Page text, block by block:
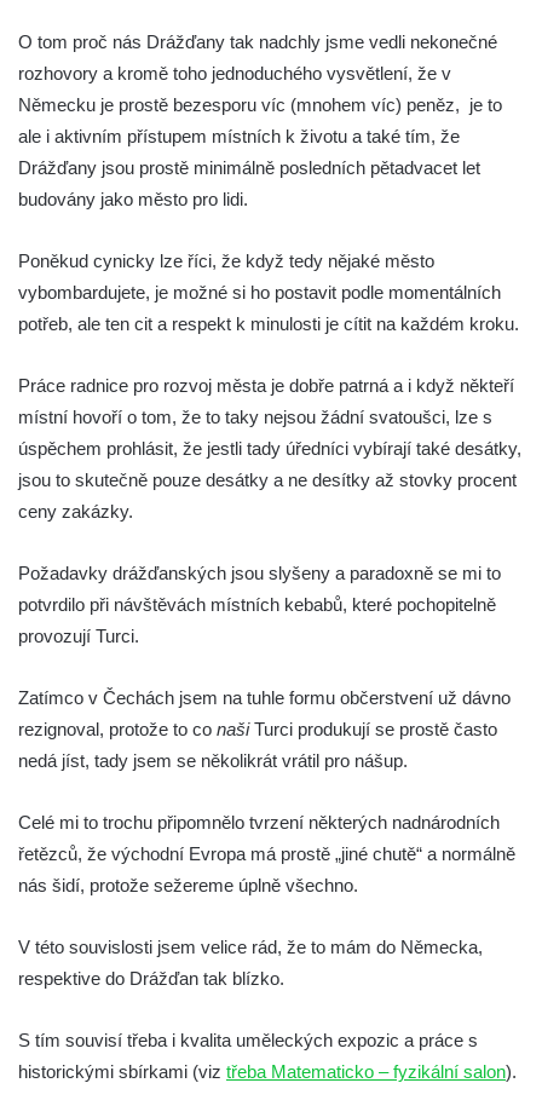
O tom proč nás Drážďany tak nadchly jsme vedli nekonečné
rozhovory a kromě toho jednoduchého vysvětlení, že v
Německu je prostě bezesporu víc (mnohem víc) peněz, je to
ale i aktivním přístupem místních k životu a také tím, že
Drážďany jsou prostě minimálně posledních pětadvacet let
budovány jako město pro lidi.
Poněkud cynicky lze říci, že když tedy nějaké město
vybombardujete, je možné si ho postavit podle momentálních
potřeb, ale ten cit a respekt k minulosti je cítit na každém kroku.
Práce radnice pro rozvoj města je dobře patrná a i když někteří
místní hovoří o tom, že to taky nejsou žádní svatoušci, lze s
úspěchem prohlásit, že jestli tady úředníci vybírají také desátky,
jsou to skutečně pouze desátky a ne desítky až stovky procent
ceny zakázky.
Požadavky drážďanských jsou slyšeny a paradoxně se mi to
potvrdilo při návštěvách místních kebabů, které pochopitelně
provozují Turci.
Zatímco v Čechách jsem na tuhle formu občerstvení už dávno
rezignoval, protože to co našiTurci produkují se prostě často
nedá jíst, tady jsem se několikrát vrátil pro nášup.
Celé mi to trochu připomnělo tvrzení některých nadnárodních
řetězců, že východní Evropa má prostě „jiné chutě“ a normálně
nás šidí, protože sežereme úplně všechno.
V této souvislosti jsem velice rád, že to mám do Německa,
respektive do Drážďan tak blízko.
S tím souvisí třeba i kvalita uměleckých expozic a práce s
historickými sbírkami (viz třeba Matematicko – fyzikální salon).